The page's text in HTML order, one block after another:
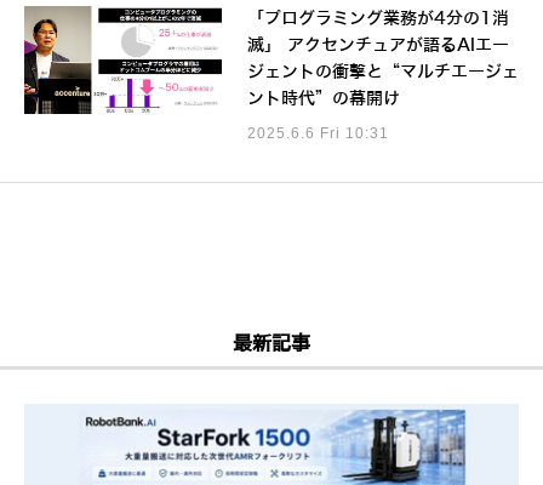
「プログラミング業務が4分の1消
滅」 アクセンチュアが語るAIエー
ジェントの衝撃と“マルチエージェ
ント時代”の幕開け
2025.6.6 Fri 10:31
最新記事